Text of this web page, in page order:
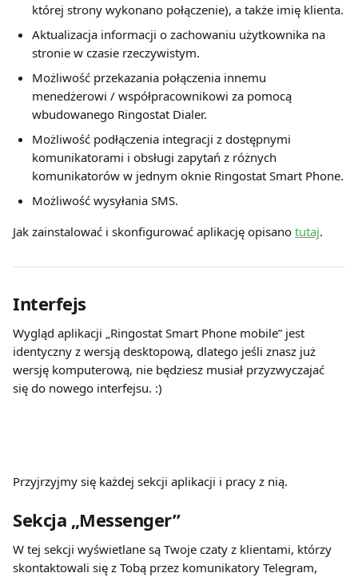
której strony wykonano połączenie), a także imię klienta.
Aktualizacja informacji o zachowaniu użytkownika na
stronie w czasie rzeczywistym.
Możliwość przekazania połączenia innemu
menedżerowi / współpracownikowi za pomocą
wbudowanego Ringostat Dialer.
Możliwość podłączenia integracji z dostępnymi
komunikatorami i obsługi zapytań z różnych
komunikatorów w jednym oknie Ringostat Smart Phone.
Możliwość wysyłania SMS.
Jak zainstalować i skonfigurować aplikację opisano tutaj.
Interfejs
Wygląd aplikacji „Ringostat Smart Phone mobile” jest
identyczny z wersją desktopową, dlatego jeśli znasz już
wersję komputerową, nie będziesz musiał przyzwyczajać
się do nowego interfejsu. :)
Przyjrzyjmy się każdej sekcji aplikacji i pracy z nią.
Sekcja „Messenger”
W tej sekcji wyświetlane są Twoje czaty z klientami, którzy
skontaktowali się z Tobą przez komunikatory Telegram,